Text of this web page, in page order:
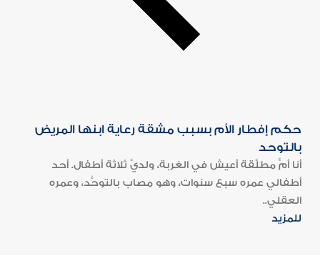
حكم إفطار الأم بسبب مشقة رعاية ابنها المريض
بالتوحد
أنا أمٌّ مطلَّقة أعيش في الغربة، ولديَّ ثلاثة أطفال. أحد
أطفالي عمره سبع سنوات، وهو مصاب بالتوحُّد، وعمره
العقلي..
للمزيد